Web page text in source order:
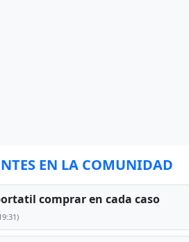
EN LA COMUNIDAD
comprar en cada caso